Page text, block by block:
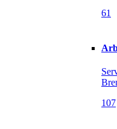
61
107